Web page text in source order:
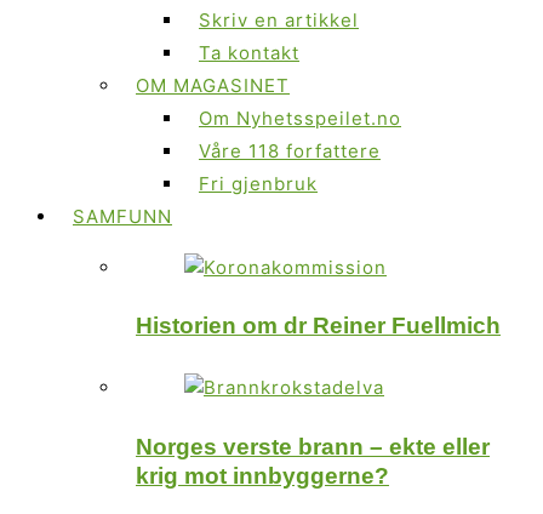
Skriv en artikkel
Ta kontakt
OM MAGASINET
Om Nyhetsspeilet.no
Våre 118 forfattere
Fri gjenbruk
SAMFUNN
Historien om dr Reiner Fuellmich
Norges verste brann – ekte eller
krig mot innbyggerne?